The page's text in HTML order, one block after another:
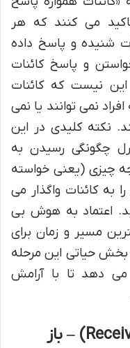
می کنند که هر
شنیده و پاسخ داده
و پاسخ کائنات
نیست که کائنات
نمی توانند یا نمی
نکته کلیدی در این
چگونگی رسیدن به
چیزی (یعنی خواسته
به کائنات واگذار می
اعتماد به هوش بی
مسیر و زمان برای
حیاتی این مرحله
می دهد تا با آرامش
گام سوم: دریافت کردن (Receive) – باز